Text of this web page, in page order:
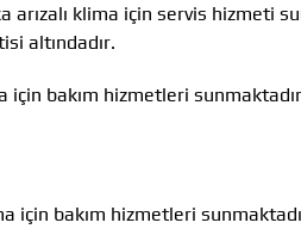
klima için servis hizmeti
altındadır.
için bakım hizmetleri
için bakım hizmetleri